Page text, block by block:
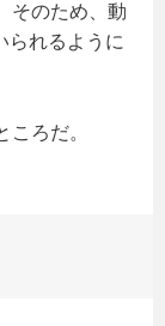
そのため、動
られるように
ろだ。